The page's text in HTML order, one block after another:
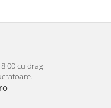
cu drag.